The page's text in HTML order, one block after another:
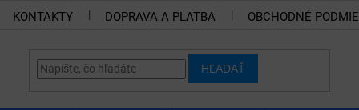
KONTAKTY DOPRAVA A PLATBA OBCHODNÉ
HĽADAŤ